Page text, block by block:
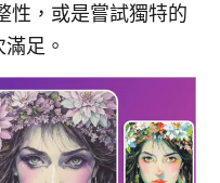
性，或是嘗試獨特的
足。